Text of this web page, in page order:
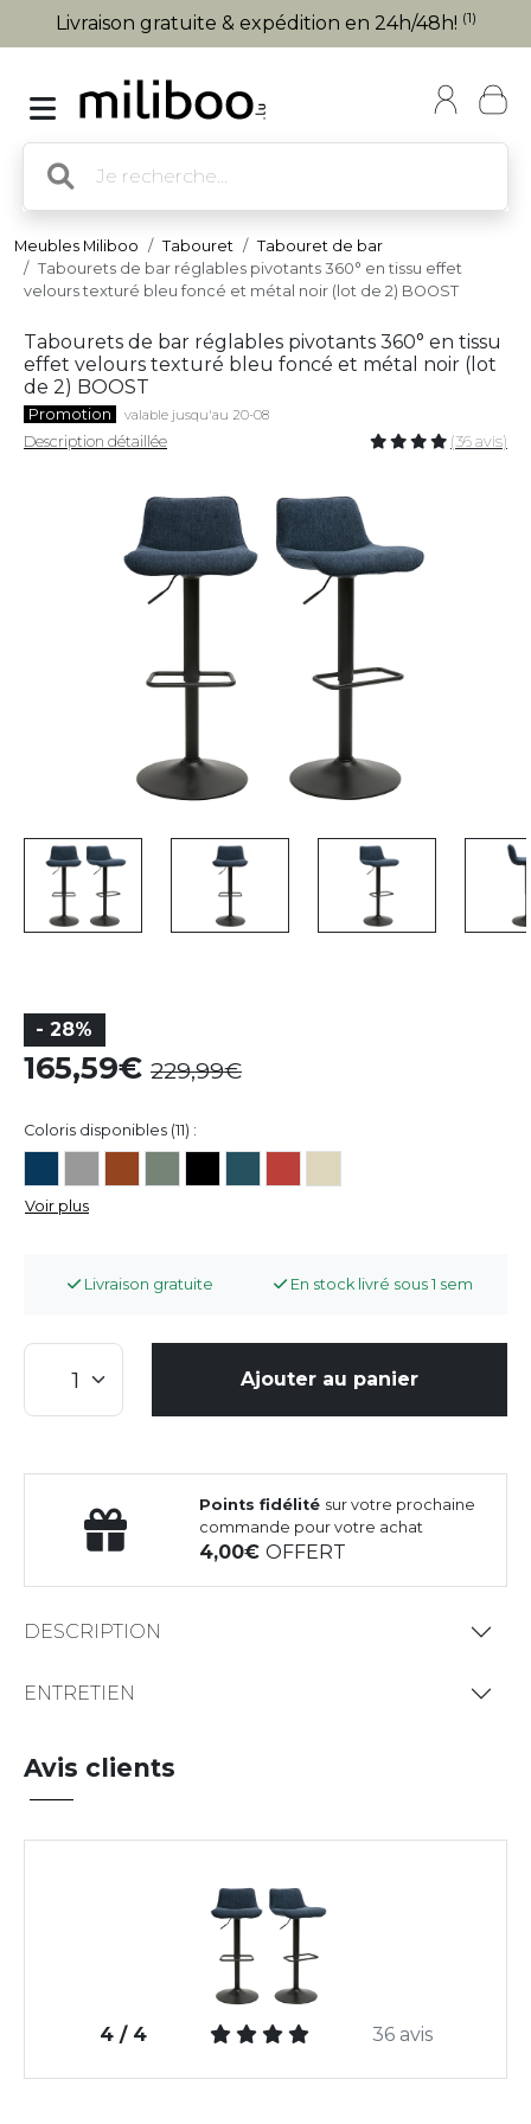
Livraison gratuite & expédition en 24h/48h! (1)
Meubles Miliboo Tabouret
Tabouret de bar
Tabourets de bar réglables pivotants 360° en tissu effet
velours texturé bleu foncé et métal noir (lot de 2) BOOST
Tabourets de bar réglables pivotants 360° en tissu
effet velours texturé bleu foncé et métal noir (lot
de 2) BOOST
Promotion valable jusqu'au 20-08
Description détaillée (36 avis)
- 28%
165,59 229,99
Coloris disponibles (11) :
Voir plus
Livraison gratuite En stock livré sous 1 sem
Ajouter au panier
Points fidélité sur votre prochaine
commande pour votre achat
4,00OFFERT
DESCRIPTION
ENTRETIEN
Avis clients
4 / 4 36 avis